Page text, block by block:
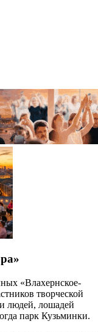
«Влахернское-
творческой
людей, лошадей
парк Кузьминки.